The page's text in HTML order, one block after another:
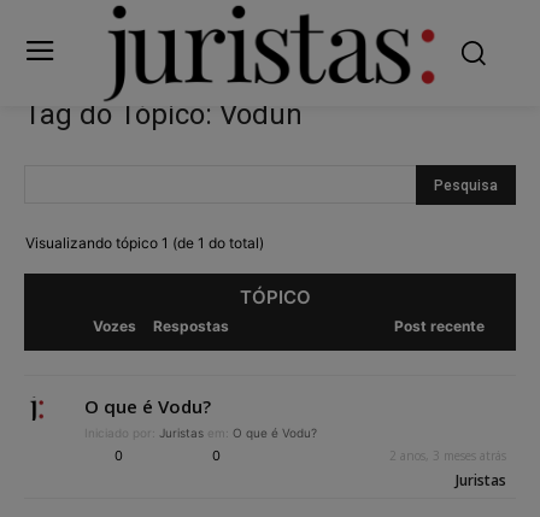
Tag do Tópico: Vodun
Visualizando tópico 1 (de 1 do total)
TÓPICO
Vozes Respostas Post recente
O que é Vodu?
Iniciado por: Juristas em: O que é Vodu?
0 0 2 anos, 3 meses atrás
Juristas